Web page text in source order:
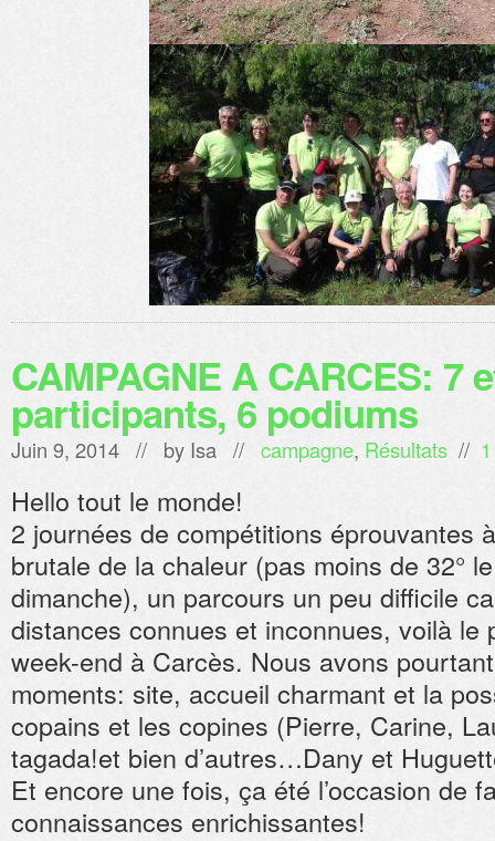
CAMPAGNE A CARCES: 7
participants, 6 podiums
Juin 9, 2014 // by Isa // campagne, Résultats //
Hello tout le monde!
2 journées de compétitions éprouvantes
brutale de la chaleur (pas moins de 32°
dimanche), un parcours un peu difficile
distances connues et inconnues, voilà le
week-end à Carcès. Nous avons
moments: site, accueil charmant et la
copains et les copines (Pierre, Carine,
tagada!et bien d’autres…Dany et
Et encore une fois, ça été l’occasion de
connaissances enrichissantes!